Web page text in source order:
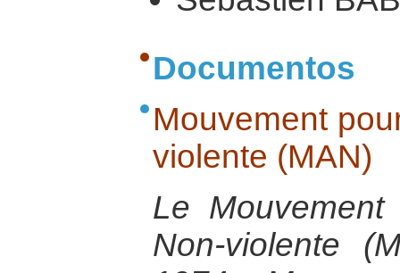
Documentos
Mouvement
violente (MAN)
Le
Non-violente